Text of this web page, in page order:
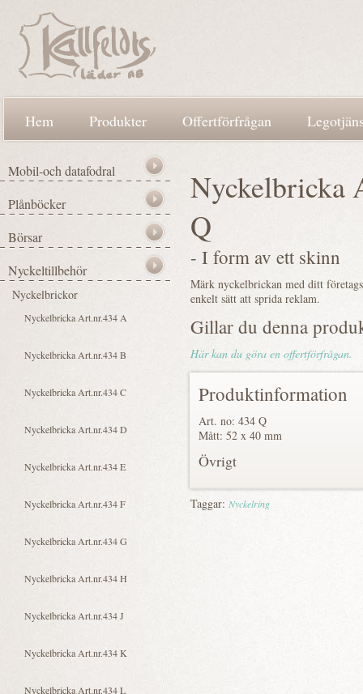
Hem Produkter Offertförfrågan
Nyckelbricka
Q
- I form av ett skinn
Märk nyckelbrickan med ditt
enkelt sätt att sprida reklam.
Gillar du denna
Här kan du göra en offertförfrågan.
Produktinformation
Art. no: 434 Q
Mått: 52 x 40 mm
Övrigt
Taggar: Nyckelring